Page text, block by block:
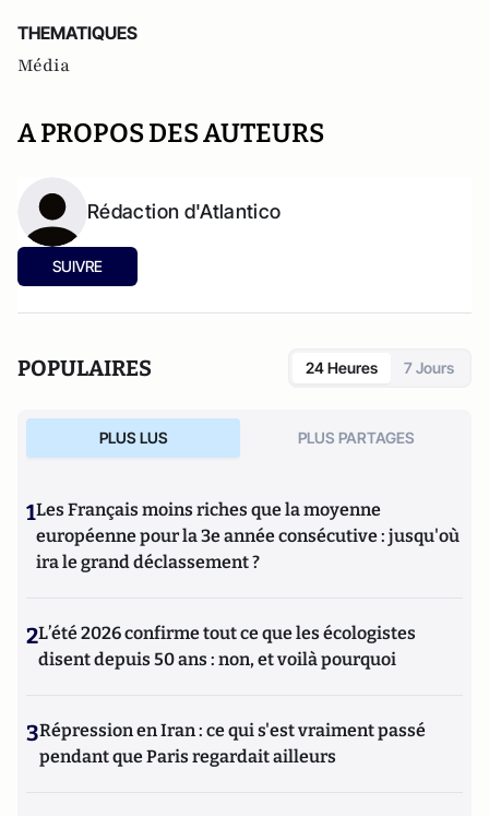
THEMATIQUES
Média
A PROPOS DES AUTEURS
Rédaction d'Atlantico
SUIVRE
POPULAIRES 24 Heures 7 Jours
PLUS LUS PLUS PARTAGES
1Les Français moins riches que la moyenne
européenne pour la 3e année consécutive : jusqu'où
ira le grand déclassement ?
2L’été 2026 confirme tout ce que les écologistes
disent depuis 50 ans : non, et voilà pourquoi
3Répression en Iran : ce qui s'est vraiment passé
pendant que Paris regardait ailleurs